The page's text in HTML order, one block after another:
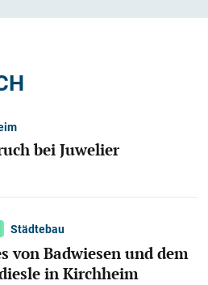
bei Juwelier
Städtebau
von Badwiesen und dem
in Kirchheim